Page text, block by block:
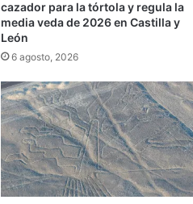
cazador para la tórtola y regula la
media veda de 2026 en Castilla y
León
6 agosto, 2026